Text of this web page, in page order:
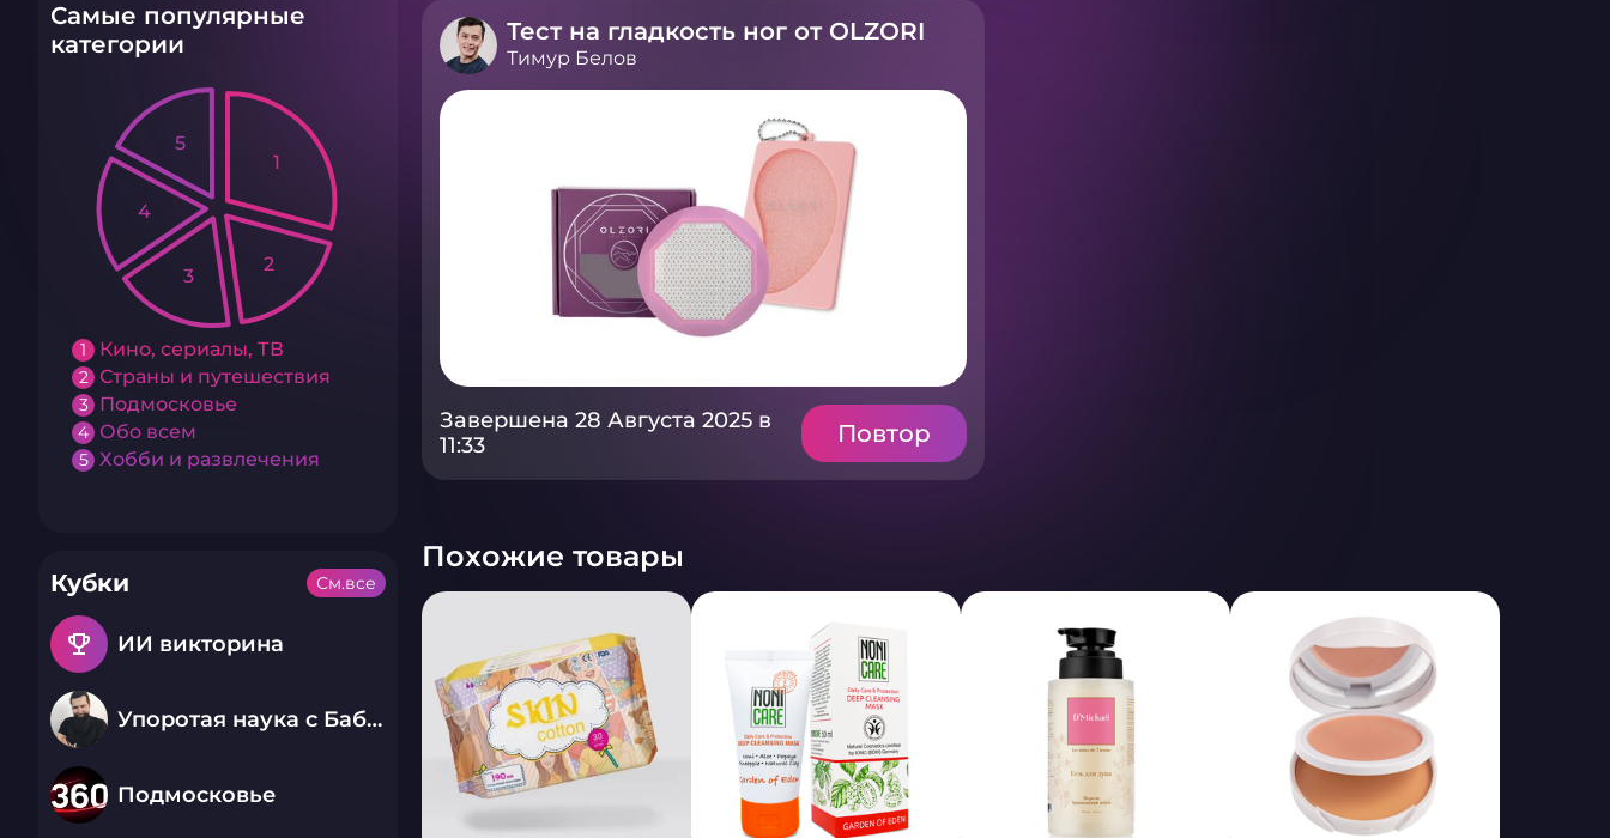
Самые популярные
категории
1 Кино, сериалы, ТВ
2 Страны и путешествия
3 Подмосковье
4 Обо всем
5 Хобби и развлечения
1
2
3
4
5
Кубки
emoji_events ИИ викторина
Упоротая наука с Бабаем Лютым
Подмосковье
См.все
Тест на гладкость ног от OLZORI
Тимур Белов
Завершена 28 Августа 2025 в
11:33
Повтор
Похожие товары